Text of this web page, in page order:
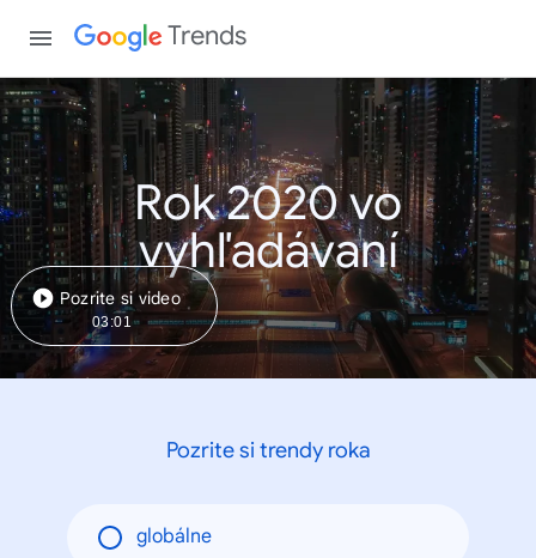
Trends
Rok 2020 vo
vyhľadávaní
Pozrite si video
03:01
Pozrite si trendy roka
globálne